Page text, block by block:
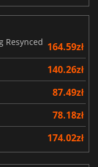
Resynced 164.59zł
140.26zł
87.49zł
78.18zł
174.02zł